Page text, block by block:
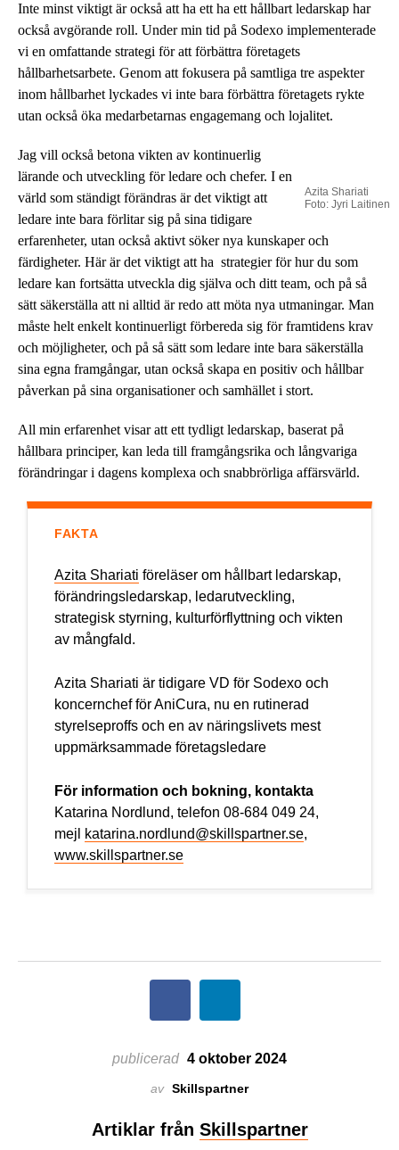
Inte minst viktigt är också att ha ett ha ett hållbart ledarskap har
också avgörande roll. Under min tid på Sodexo implementerade
vi en omfattande strategi för att förbättra företagets
hållbarhetsarbete. Genom att fokusera på samtliga tre aspekter
inom hållbarhet lyckades vi inte bara förbättra företagets rykte
utan också öka medarbetarnas engagemang och lojalitet.
Azita Shariati
Foto: Jyri Laitinen
Jag vill också betona vikten av kontinuerlig
lärande och utveckling för ledare och chefer. I en
värld som ständigt förändras är det viktigt att
ledare inte bara förlitar sig på sina tidigare
erfarenheter, utan också aktivt söker nya kunskaper och
färdigheter. Här är det viktigt att ha strategier för hur du som
ledare kan fortsätta utveckla dig själva och ditt team, och på så
sätt säkerställa att ni alltid är redo att möta nya utmaningar. Man
måste helt enkelt kontinuerligt förbereda sig för framtidens krav
och möjligheter, och på så sätt som ledare inte bara säkerställa
sina egna framgångar, utan också skapa en positiv och hållbar
påverkan på sina organisationer och samhället i stort.
All min erfarenhet visar att ett tydligt ledarskap, baserat på
hållbara principer, kan leda till framgångsrika och långvariga
förändringar i dagens komplexa och snabbrörliga affärsvärld.
FAKTA
Azita Shariati föreläser om hållbart ledarskap,
förändringsledarskap, ledarutveckling,
strategisk styrning, kulturförflyttning och vikten
av mångfald.
Azita Shariati är tidigare VD för Sodexo och
koncernchef för AniCura, nu en rutinerad
styrelseproffs och en av näringslivets mest
uppmärksammade företagsledare
För information och bokning, kontakta
Katarina Nordlund, telefon 08-684 049 24,
mejl
katarina.nordlund@skillspartner.se,
www.skillspartner.se
publicerad 4 oktober 2024
av Skillspartner
Artiklar från Skillspartner